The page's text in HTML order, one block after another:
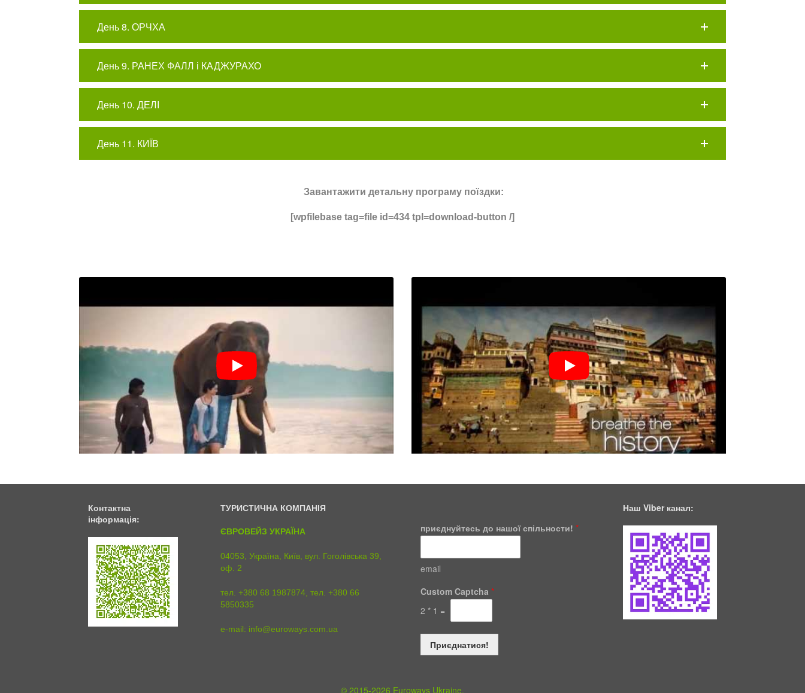
День 8. ОРЧХА
День 9. РАНЕХ ФАЛЛ і КАДЖУРАХО
День 10. ДЕЛІ
День 11. КИЇВ
Завантажити детальну програму поїздки:
[wpfilebase tag=file id=434 tpl=download-button /]
Контактна
інформація:
ТУРИСТИЧНА КОМПАНІЯ
ЄВРОВЕЙЗ УКРАЇНА
04053, Україна, Київ, вул. Гоголівська 39,
оф. 2
тел. +380 68 1987874, тел. +380 66
5850335
e-mail: info@euroways.com.ua
приєднуйтесь до нашої спільности! *
email
C
u
s
t
Custom Captcha *
2 * 1 =
Приєднатися!
Наш Viber канал:
© 2015-2026 Euroways Ukraine.